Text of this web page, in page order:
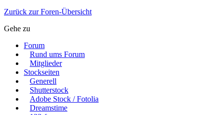
Zurück zur Foren-Übersicht
Gehe zu
Forum
Rund ums Forum
Mitglieder
Stockseiten
Generell
Shutterstock
Adobe Stock / Fotolia
Dreamstime